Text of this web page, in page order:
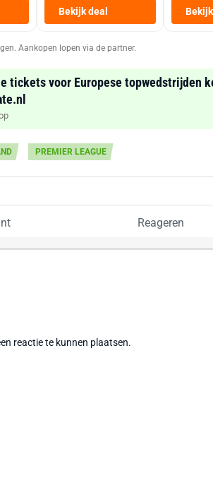
Bekijk deal
Zwart
Bekijk
Aankopen lopen via de partner.
tickets voor Europese topwedstrijden
PREMIER LEAGUE
Reageren
reactie te kunnen plaatsen.